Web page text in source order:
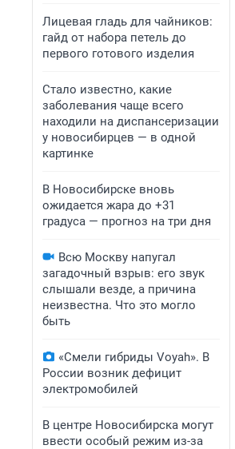
Лицевая гладь для чайников:
гайд от набора петель до
первого готового изделия
Стало известно, какие
заболевания чаще всего
находили на диспансеризации
у новосибирцев — в одной
картинке
В Новосибирске вновь
ожидается жара до +31
градуса — прогноз на три дня
Всю Москву напугал
загадочный взрыв: его звук
слышали везде, а причина
неизвестна. Что это могло
быть
«Смели гибриды Voyah». В
России возник дефицит
электромобилей
В центре Новосибирска могут
ввести особый режим из-за